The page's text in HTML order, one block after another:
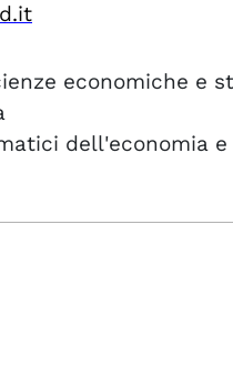
economiche e
dell'economia